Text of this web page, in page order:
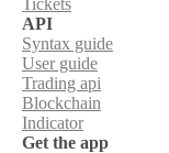
Tickets
API
Syntax guide
User guide
Trading api
Blockchain
Indicator
Get the app